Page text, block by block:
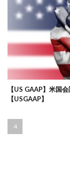
【US GAAP】米国
【USGAAP】